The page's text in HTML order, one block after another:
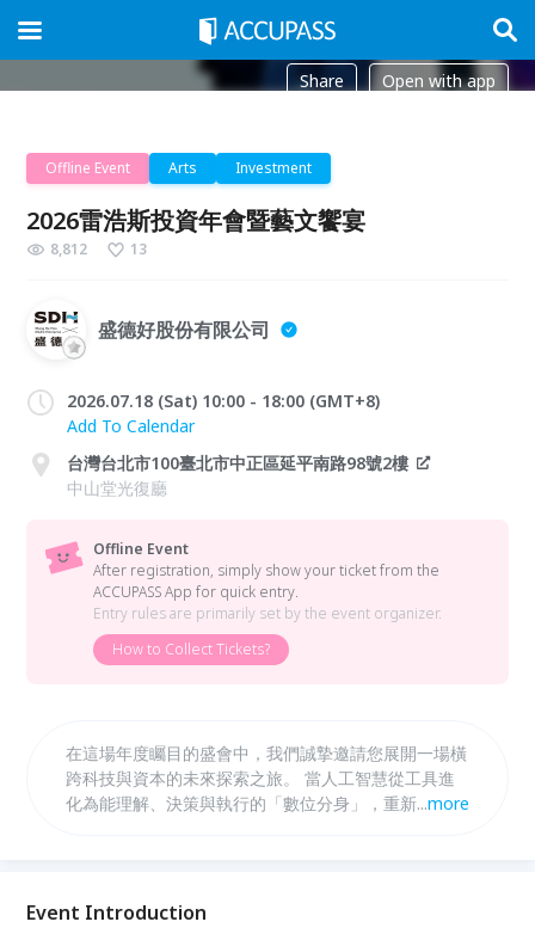
Share Open with app
Offline Event Arts Investment
2026雷浩斯投資年會暨藝文饗宴
8,812 13
盛德好股份有限公司
2026.07.18 (Sat) 10:00 - 18:00 (GMT+8)
Add To Calendar
台灣台北市100臺北市中正區延平南路98號2樓
中山堂光復廳
Offline Event
After registration, simply show your ticket from the
ACCUPASS App for quick entry.
Entry rules are primarily set by the event organizer.
How to Collect Tickets?
在這場年度矚目的盛會中，我們誠摯邀請您展開一場橫
跨科技與資本的未來探索之旅。 當人工智慧從工具進
化為能理解、決策與執行的「數位分身」，重新定義生
演關鍵角色。 在爵士樂、佳餚與交流之中，這不僅是
...more
Event Introduction